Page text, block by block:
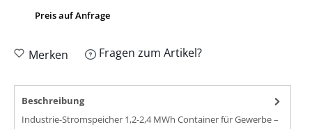
Preis auf Anfrage
Merken Fragen zum Artikel?
Beschreibung
Industrie-Stromspeicher 1,2-2,4 MWh Container für Gewerbe –